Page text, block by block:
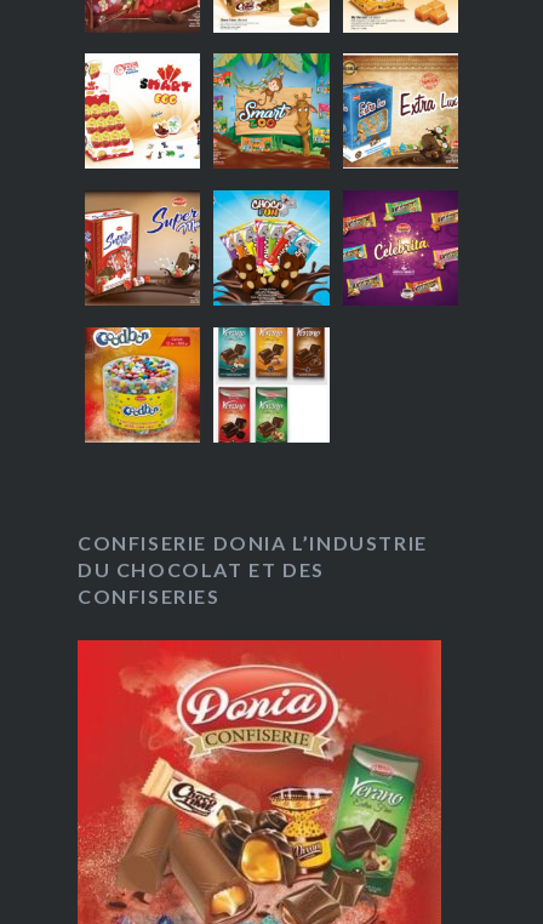
CONFISERIE DONIA L’INDUSTRIE
DU CHOCOLAT ET DES
CONFISERIES